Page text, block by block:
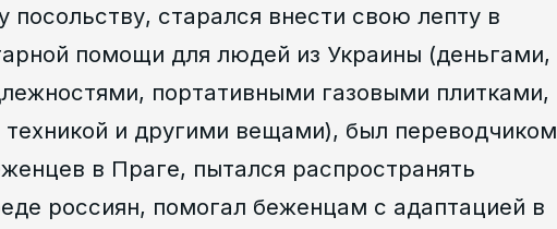
посольству, старался внести свою лепту в
помощи для людей из Украины (деньгами,
портативными газовыми плитками,
техникой и другими вещами), был переводчиком
в Праге, пытался распространять
россиян, помогал беженцам с адаптацией в